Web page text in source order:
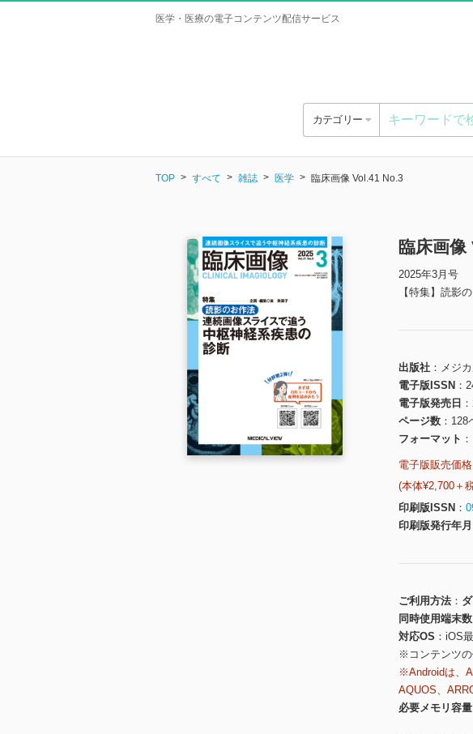
医学・医療の電子コンテンツ配信サービス
カテゴリー
TOP すべて 雑誌 医学 臨床画像 Vol.41 No.3
臨床画像
2025年3月号
【特集】読影
出版社
メジ
電子版ISSN
電子版発売日
ページ数
128
フォーマット
電子版販売価格
(本体¥2,700＋
印刷版ISSN
印刷版発行年月
ご利用方法
同時使用端末数
対応OS
iOS
※コンテンツ
※Androidは、
AQUOS、
必要メモリ容量